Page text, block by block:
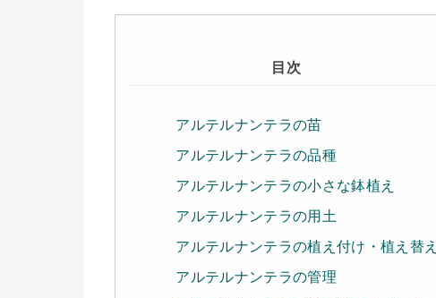
目次
アルテルナンテラの苗
アルテルナンテラの品種
アルテルナンテラの小さな鉢植え
アルテルナンテラの用土
アルテルナンテラの植え付け・植え替え
アルテルナンテラの管理